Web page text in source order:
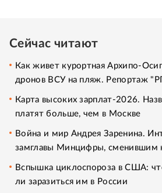
Сейчас читают
Как живет курортная Архипо-
дронов ВСУ на пляж. Репортаж
Карта высоких зарплат-2026.
платят больше, чем в Москве
Война и мир Андрея Заренина.
замглавы Минцифры, сменившим
Вспышка циклоспороза в США:
ли заразиться им в России